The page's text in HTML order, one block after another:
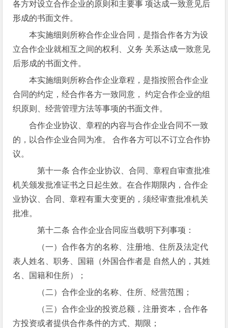
各方对设立合作企业的原则和主要事 项达成一致意见后
形成的书面文件。
本实施细则所称合作企业合同，是指合作各方为设
立合作企业就相互之间的权利、义务 关系达成一致意见
后形成的书面文件。
本实施细则所称合作企业章程，是指按照合作企业
合同的约定，经合作各方一致同意， 约定合作企业的组
织原则、经营管理方法等事项的书面文件。
合作企业协议、章程的内容与合作企业合同不一致
的，以合作企业合同为准。 合作各方可以不订立合作协
议。
第十一条 合作企业协议、合同、章程自审查批准
机关颁发批准证书之日起生效。在合作期限内，合作企
业协议、合同、章程有重大变更的，须经审查批准机关
批准。
第十二条 合作企业合同应当载明下列事项：
（一）合作各方的名称、注册地、住所及法定代
表人姓名、职务、国籍（外国合作者是 自然人的，其姓
名、国籍和住所）；
（二）合作企业的名称、住所、经营范围；
（三）合作企业的投资总额，注册资本，合作各
方投资或者提供合作条件的方式、期限；